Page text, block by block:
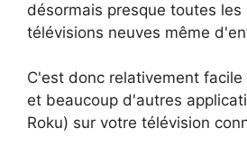
désormais presque toutes les
télévisions neuves même
C'est donc relativement
et beaucoup d'autres
Roku) sur votre télévision